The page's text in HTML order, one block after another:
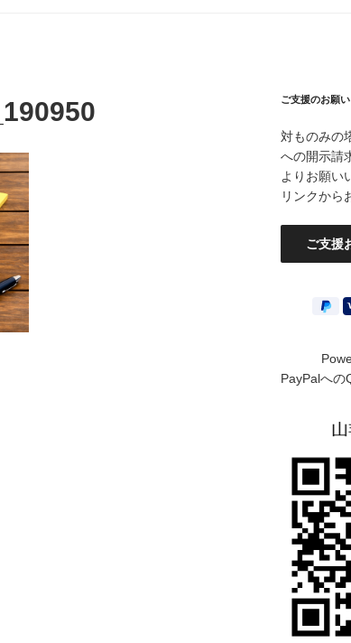
ご支援のお願い
対ものみの
への開示請
よりお願い
リンクから
PayPalへの